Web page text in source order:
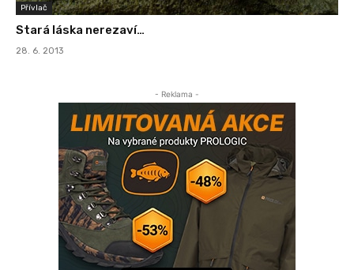
Přívlač
Stará láska nerezaví…
28. 6. 2013
- Reklama -